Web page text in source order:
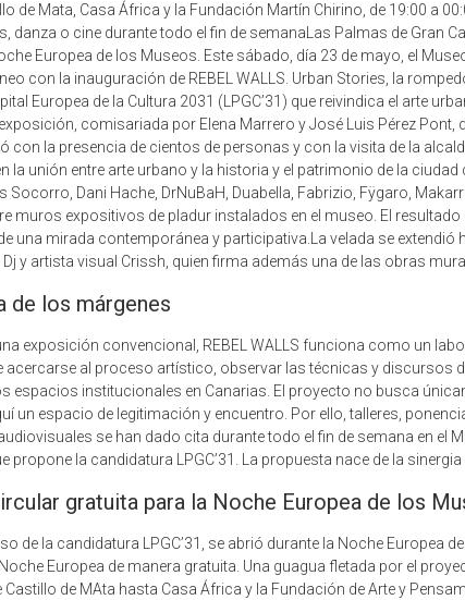
de Mata, Casa África y la Fundación Martín Chirino, de 19:00 a
danza o cine durante todo el fin de semanaLas Palmas de Gran
Europea de los Museos. Este sábado, día 23 de mayo, el
con la inauguración de REBEL WALLS. Urban Stories, la
Europea de la Cultura 2031 (LPGC’31) que reivindica el arte
comisariada por Elena Marrero y José Luis Pérez
con la presencia de cientos de personas y con la visita de la
la unión entre arte urbano y la historia y el patrimonio de la
Socorro, Dani Hache, DrNuBaH, Duabella, Fabrizio, Fÿgaro,
muros expositivos de pladur instalados en el museo. El
una mirada contemporánea y participativa.La velada se
y artista visual Crissh, quien firma además una de las obras
de los márgenes
exposición convencional, REBEL WALLS funciona como un
acercarse al proceso artístico, observar las técnicas y discursos
espacios institucionales en Canarias. El proyecto no busca
un espacio de legitimación y encuentro. Por ello, talleres,
se han dado cita durante todo el fin de semana en el
propone la candidatura LPGC’31. La propuesta nace de la
gratuita para la Noche Europea de los
de la candidatura LPGC’31, se abrió durante la Noche
Europea de manera gratuita. Una guagua fletada por el
Castillo de MAta hasta Casa África y la Fundación de Arte y